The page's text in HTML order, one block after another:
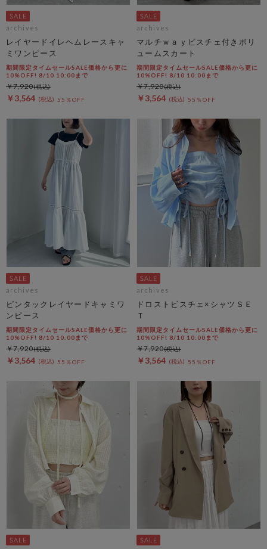
archives
レイヤードイレヘムレースキャ
ミワンピース
期間限定タイムセールSALE価格から更に
10%OFF! 8/10 10:00まで
￥3,564 55％OFF
￥7,920
archives
マルチｗａｙビスチェ付きボリ
ュームスカート
期間限定タイムセールSALE価格から更に
10%OFF! 8/10 10:00まで
￥3,564 55％OFF
￥7,920
archives
ピンタックレイヤードキャミワ
ンピース
期間限定タイムセールSALE価格から更に
10%OFF! 8/10 10:00まで
￥3,564 55％OFF
￥7,920
archives
ドロストビスチェ×シャツＳＥ
Ｔ
期間限定タイムセールSALE価格から更に
10%OFF! 8/10 10:00まで
￥3,564 55％OFF
￥7,920